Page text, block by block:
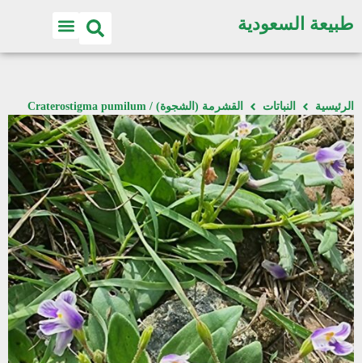
طبيعة السعودية
الرئيسية النباتات القشرمة (الشجوة) / Craterostigma pumilum